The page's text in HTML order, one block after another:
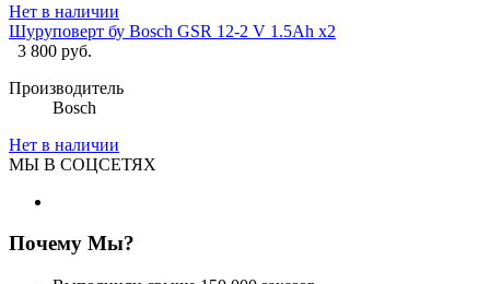
Нет в наличии
Шуруповерт бу Bosch GSR 12-2 V 1.5Ah x2
3 800 руб.
Производитель
Bosch
Нет в наличии
МЫ В СОЦСЕТЯХ
Почему Мы?